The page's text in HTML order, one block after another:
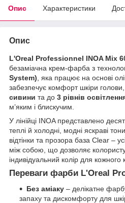
Опис Характеристики
Опис
L'Oreal Professionnel INOA Mix
безаміачна крем-фарба з
System) , яка працює на основі
забезпечує комфорт шкіри
сивини та до 3 рівнів
м’яким і блискучим.
У лінійці INOA представлено
теплі й холодні, модні яскраві
відтінки та прозора база Clear –
між собою, що дозволяє
індивідуальний колір для кожного
Переваги фарби L'Oreal
Без аміаку – делікатне
запаху та дискомфорту для